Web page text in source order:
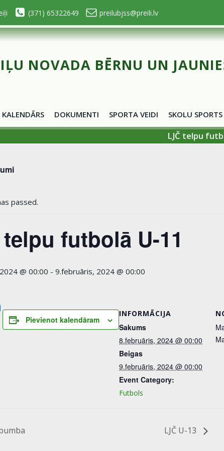
(371) 65322649 preilubjss@preili.lv
NOVADA BĒRNU UN
KALENDĀRS DOKUMENTI SPORTA VEIDI SKOLU SPORTS
LJČ telpu
passed.
futbolā U-11
@ 00:00 - 9.februāris, 2024 @ 00:00
Share
Pievienot kalendāram
INFORMĀCIJA
Sakums
8.februāris, 2024 @ 00:00
Beigas
9.februāris, 2024 @ 00:00
Event Category:
Futbols
LJČ U-13